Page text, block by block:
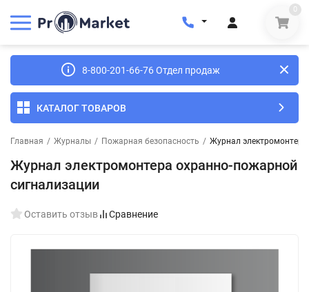
0
8-800-201-66-76 Отдел продаж
КАТАЛОГ ТОВАРОВ
Главная / Журналы / Пожарная безопасность / Журнал
Журнал электромонтера охранно-пожарной
сигнализации
Оставить отзыв Сравнение